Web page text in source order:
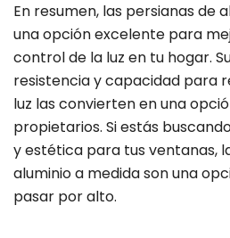
En resumen, las persianas de
una opción excelente para
control de la luz en tu hogar.
resistencia y capacidad para
luz las convierten en una
propietarios. Si estás
y estética para tus ventanas,
aluminio a medida son una
pasar por alto.